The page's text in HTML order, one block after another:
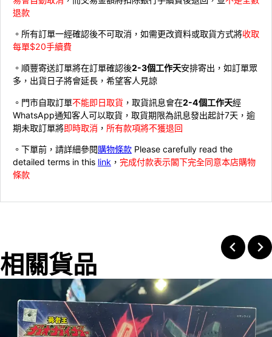
退款
。所有訂單一經確認後不可取消，如需更改資料或取貨方式將收取
每單$20手續費
。順豐寄送訂單將在訂單確認後2-3個工作天安排寄出，如訂單眾
多，出貨日子將會延長，希望客人見諒
。門市自取訂單不能即日取貨 ，取貨訊息會在2-4個工作天經
WhatsApp通知客人可以取貨，取貨期限為訊息發出起計7天，逾
期未取訂單將即時取消 ， 所有款項將不獲退回
。下單前，請詳細參閱購物條款 Please carefully read the
detailed terms in this link ， 完成付款表示閣下完全同意本店購物
條款
相關貨品